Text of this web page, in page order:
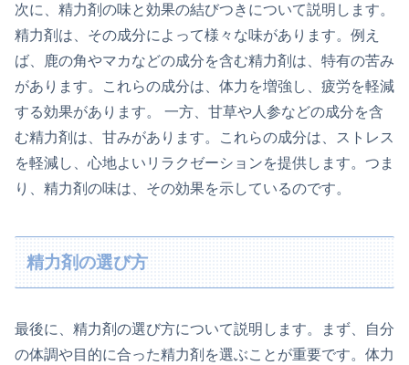
次に、精力剤の味と効果の結びつきについて説明します。
精力剤は、その成分によって様々な味があります。例え
ば、鹿の角やマカなどの成分を含む精力剤は、特有の苦み
があります。これらの成分は、体力を増強し、疲労を軽減
する効果があります。 一方、甘草や人参などの成分を含
む精力剤は、甘みがあります。これらの成分は、ストレス
を軽減し、心地よいリラクゼーションを提供します。つま
り、精力剤の味は、その効果を示しているのです。
精力剤の選び方
最後に、精力剤の選び方について説明します。まず、自分
の体調や目的に合った精力剤を選ぶことが重要です。体力